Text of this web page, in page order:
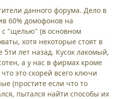
данного форума. Дело в
60% домофонов на
с "щелью" (в основном
хотя некоторые стоят в
лет назад. Кусок лакомый,
а у нас в фирмах кроме
это скорей всего ключи
(простите если что то
пытался найти способы их